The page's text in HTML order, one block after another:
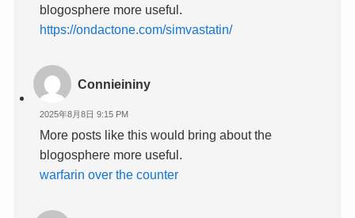
blogosphere more useful.
https://ondactone.com/simvastatin/
Connieininy
2025年8月8日 9:15 PM
More posts like this would bring about the
blogosphere more useful.
warfarin over the counter